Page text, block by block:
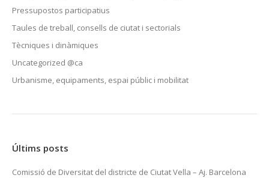
Pressupostos participatius
Taules de treball, consells de ciutat i sectorials
Tècniques i dinàmiques
Uncategorized @ca
Urbanisme, equipaments, espai públic i mobilitat
Últims posts
Comissió de Diversitat del districte de Ciutat Vella – Aj. Barcelona